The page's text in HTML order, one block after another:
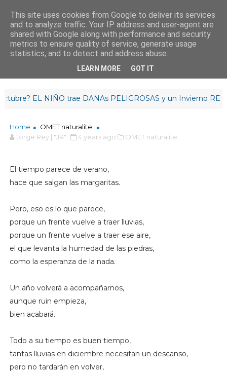
¡Buenas tardes!
18: 14: 14
EL NIÑO trae DANAs PELIGROSAS y un Invierno
Home
OMET naturalite
Jorge Rey | "JR"
4 years ago OMET naturalite,
El tiempo parece de verano,
hace que salgan las margaritas.
Pero, eso es lo que parece,
porque un frente vuelve a traer lluvias,
porque un frente vuelve a traer ese aire,
el que levanta la humedad de las piedras,
como la esperanza de la nada.
Un año volverá a acompañarnos,
aunque ruin empieza,
bien acabará.
Todo a su tiempo es buen tiempo,
tantas lluvias en diciembre necesitan un descanso,
pero no tardarán en volver,
This site uses cookies from Google to deliver its services
and to analyze traffic. Your IP address and user-agent are
shared with Google along with performance and security
metrics to ensure quality of service, generate usage
statistics, and to detect and address abuse.
LEARN MORE GOT IT